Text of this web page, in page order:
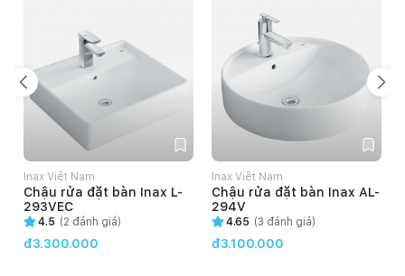
Inax Việt Nam
Chậu rửa đặt bàn Inax L-
293VEC
4.5 (2 đánh giá)
đ3.300.000
Inax Việt Nam
Chậu rửa đặt bàn Inax AL-
294V
4.65 (3 đánh giá)
đ3.100.000